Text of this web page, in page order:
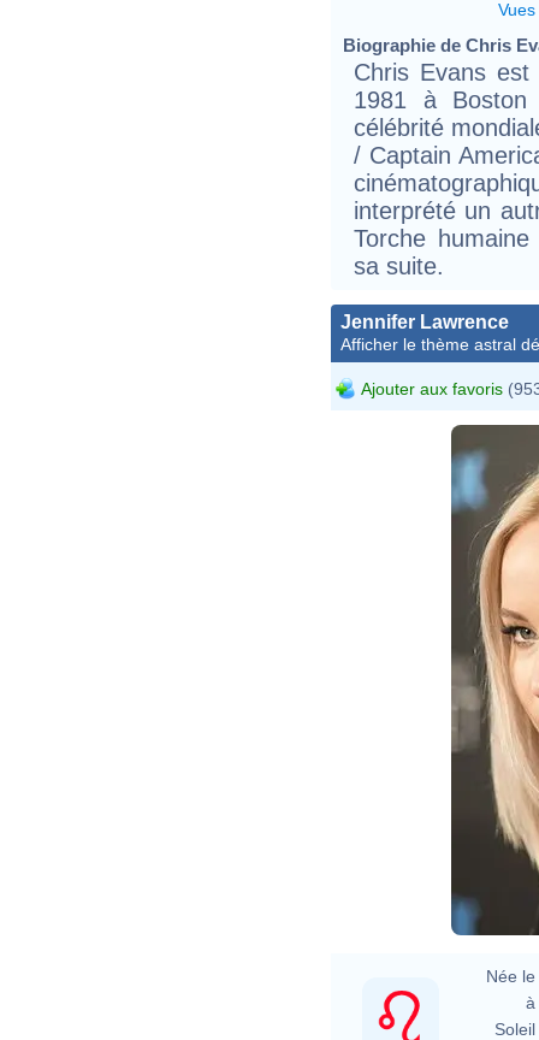
Vues
Biographie de Chris
Chris Evans
1981 à
célébrité
/ Captain
interprété un
Torche
sa suite.
Jennifer Lawrence
Afficher le thème astral
Ajouter aux favoris
Née le
à
Soleil